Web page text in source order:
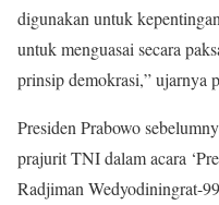
digunakan untuk
untuk menguasai secara
prinsip demokrasi,” ujarnya
Presiden Prabowo
prajurit TNI dalam acara
Radjiman Wedyodiningrat-